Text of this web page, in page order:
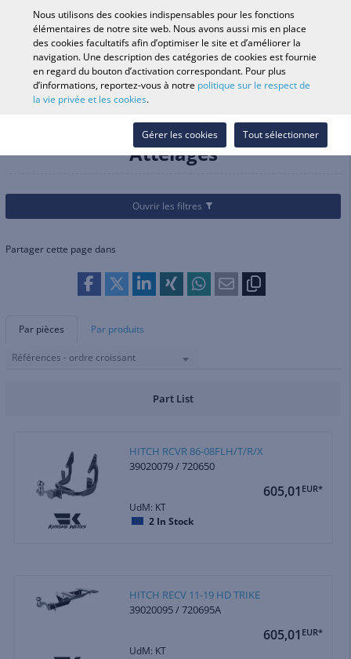
Recherche par véhicule
Rechercher dans
le magasin
Se
Catégories Pièces et accessoires
Attelages
Attelages
Ouvrir les filtres
Partager cette page dans
Par pièces Par produits
Références - ordre croissant
Part List
HITCH RCVR 86-08FLH/T/R/X
39020079 / 720650
605,01 EUR*
UdM: KT
2 In Stock
HITCH RECV 11-19 HD TRIKE
39020095 / 720695A
605,01 EUR*
UdM: KT
Nous utilisons des cookies indispensables pour les fonctions
élémentaires de notre site web. Nous avons aussi mis en place
des cookies facultatifs afin d’optimiser le site et d’améliorer la
navigation. Une description des catégories de cookies est fournie
en regard du bouton d’activation correspondant. Pour plus
d’informations, reportez-vous à notre politique sur le respect de
la vie privée et les cookies.
Tout sélectionner
Gérer les cookies